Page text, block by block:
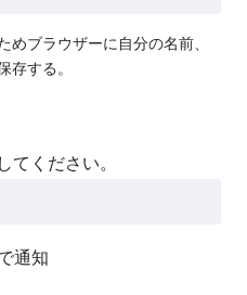
めブラウザーに自分の名前、
存する。
てください。
通知